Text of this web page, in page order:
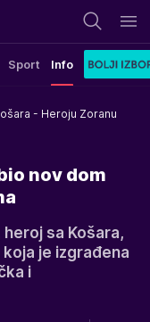
Sport Info
- Heroju Zoranu
nov dom
sa Košara,
je izgrađena
i